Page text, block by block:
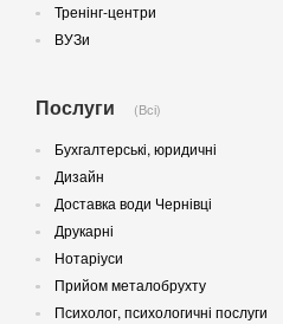
Тренінг-центри
ВУЗи
Послуги (Всі)
Бухгалтерські, юридичні
Дизайн
Доставка води Чернівці
Друкарні
Нотаріуси
Прийом металобрухту
Психолог, психологичні послуги